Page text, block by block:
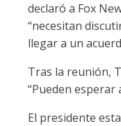
declaró a Fox
“necesitan
llegar a un
Tras la reunión,
“Pueden esperar
El presidente